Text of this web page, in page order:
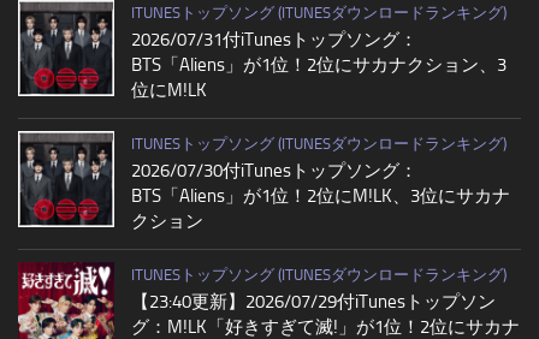
ITUNESトップソング (ITUNESダウンロードランキング)
2026/07/31付iTunesトップソング：
BTS「Aliens」が1位！2位にサカナクション、3
位にM!LK
ITUNESトップソング (ITUNESダウンロードランキング)
2026/07/30付iTunesトップソング：
BTS「Aliens」が1位！2位にM!LK、3位にサカナ
クション
ITUNESトップソング (ITUNESダウンロードランキング)
【23:40更新】2026/07/29付iTunesトップソン
グ：M!LK「好きすぎて滅!」が1位！2位にサカナ